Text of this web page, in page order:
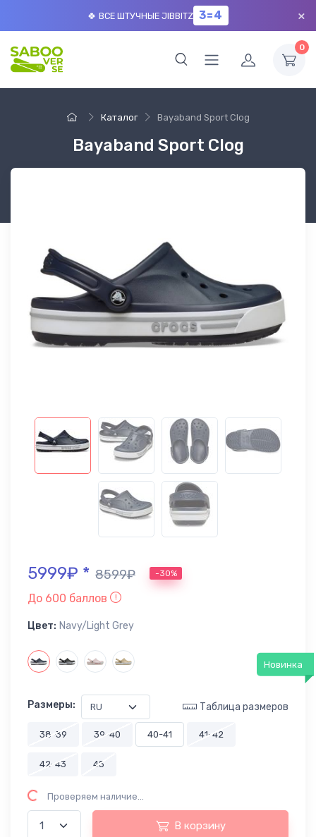
🍀 ВСЕ ШТУЧНЫЕ JIBBITZ 3=4 ×
0
Каталог Bayaband Sport Clog
Bayaband Sport Clog
5999₽ * 8599₽ -30%
До 600 баллов
Цвет: Navy/Light Grey
Новинка
Размеры: Таблица размеров
38-39 39-40 40-41 41-42
42-43 45
Проверяем наличие...
В корзину